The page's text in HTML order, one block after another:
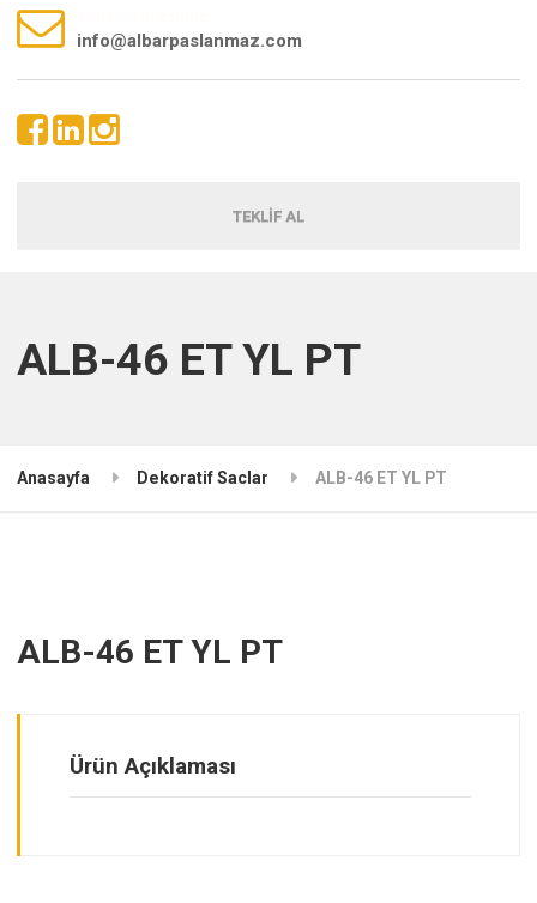
info@albarpaslanmaz.com
TEKLİF AL
ALB-46 ET YL PT
Anasayfa Dekoratif Saclar ALB-46 ET YL PT
ALB-46 ET YL PT
Ürün Açıklaması